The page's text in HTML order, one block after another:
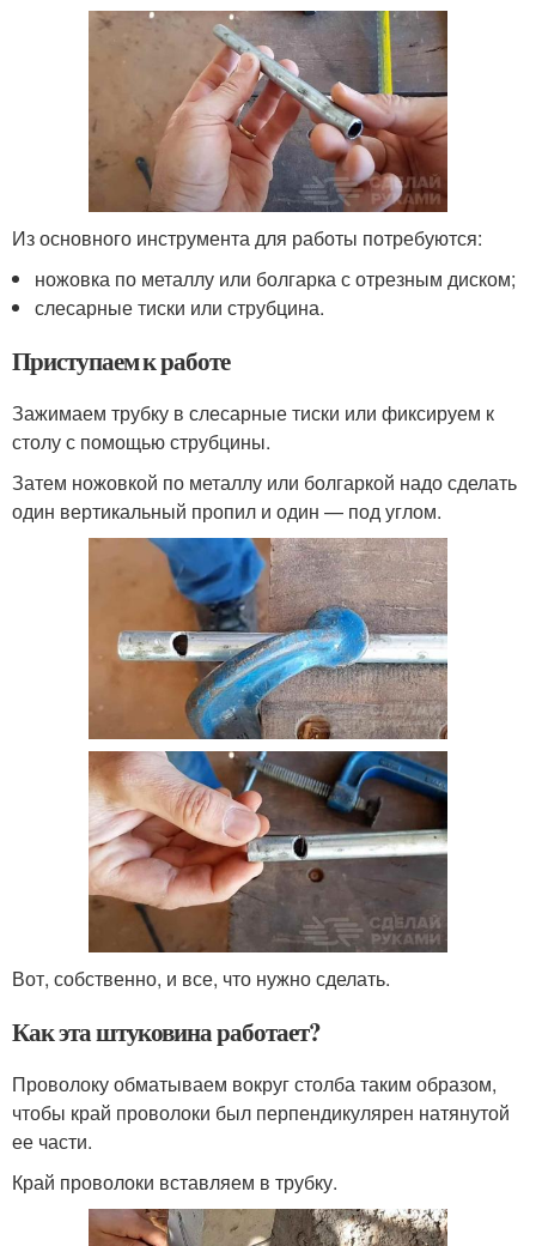
Из основного инструмента для работы потребуются:
ножовка по металлу или болгарка с отрезным диском;
слесарные тиски или струбцина.
Приступаем к работе
Зажимаем трубку в слесарные тиски или фиксируем к
столу с помощью струбцины.
Затем ножовкой по металлу или болгаркой надо сделать
один вертикальный пропил и один — под углом.
Вот, собственно, и все, что нужно сделать.
Как эта штуковина работает?
Проволоку обматываем вокруг столба таким образом,
чтобы край проволоки был перпендикулярен натянутой
ее части.
Край проволоки вставляем в трубку.